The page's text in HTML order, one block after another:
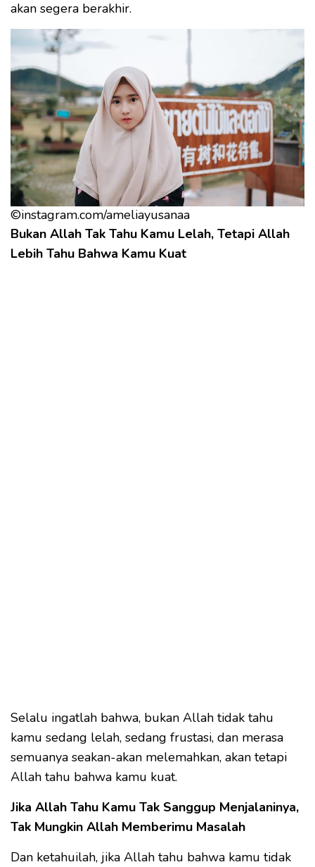
akan segera berakhir.
©instagram.com/ameliayusanaa
Bukan Allah Tak Tahu Kamu Lelah, Tetapi Allah
Lebih Tahu Bahwa Kamu Kuat
Selalu ingatlah bahwa, bukan Allah tidak tahu
kamu sedang lelah, sedang frustasi, dan merasa
semuanya seakan-akan melemahkan, akan tetapi
Allah tahu bahwa kamu kuat.
Jika Allah Tahu Kamu Tak Sanggup Menjalaninya,
Tak Mungkin Allah Memberimu Masalah
Dan ketahuilah, jika Allah tahu bahwa kamu tidak